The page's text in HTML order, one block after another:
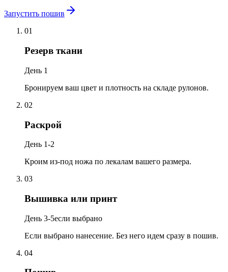
Запустить пошив
01
Резерв ткани
День 1
Бронируем ваш цвет и плотность на складе рулонов.
02
Раскрой
День 1-2
Кроим из-под ножа по лекалам вашего размера.
03
Вышивка или принт
День 3-5если выбрано
Если выбрано нанесение. Без него идем сразу в пошив.
04